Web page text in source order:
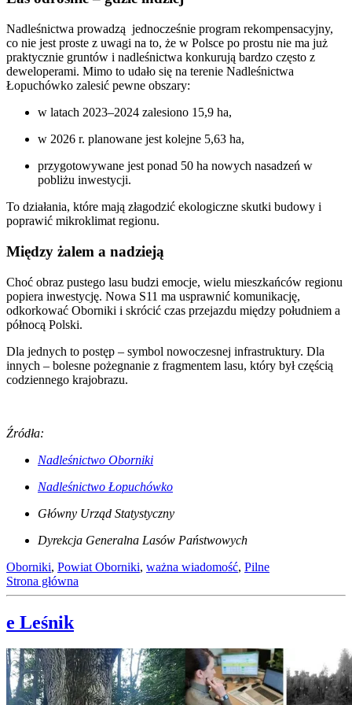
Nadleśnictwa prowadzą jednocześnie program rekompensacyjny,
co nie jest proste z uwagi na to, że w Polsce po prostu nie ma już
praktycznie gruntów i nadleśnictwa konkurują bardzo często z
deweloperami. Mimo to udało się na terenie Nadleśnictwa
Łopuchówko zalesić pewne obszary:
w latach 2023–2024 zalesiono 15,9 ha,
w 2026 r. planowane jest kolejne 5,63 ha,
przygotowywane jest ponad 50 ha nowych nasadzeń w
pobliżu inwestycji.
To działania, które mają złagodzić ekologiczne skutki budowy i
poprawić mikroklimat regionu.
Między żalem a nadzieją
Choć obraz pustego lasu budzi emocje, wielu mieszkańców regionu
popiera inwestycję. Nowa S11 ma usprawnić komunikację,
odkorkować Oborniki i skrócić czas przejazdu między południem a
północą Polski.
Dla jednych to postęp – symbol nowoczesnej infrastruktury. Dla
innych – bolesne pożegnanie z fragmentem lasu, który był częścią
codziennego krajobrazu.
Źródła:
Nadleśnictwo Oborniki
Nadleśnictwo Łopuchówko
Główny Urząd Statystyczny
Dyrekcja Generalna Lasów Państwowych
Oborniki, Powiat Oborniki, ważna wiadomość, Pilne
Strona główna
e Leśnik